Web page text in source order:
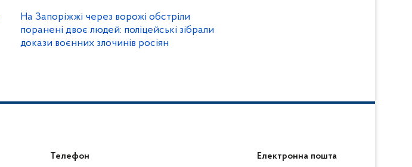
На Запоріжжі через ворожі обстріли
поранені двоє людей: поліцейські зібрали
докази воєнних злочинів росіян
Телефон Електронна пошта